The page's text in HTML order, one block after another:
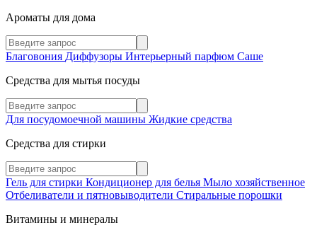
Ароматы для дома
Благовония Диффузоры Интерьерный парфюм Саше
Средства для мытья посуды
Для посудомоечной машины Жидкие средства
Средства для стирки
Гель для стирки Кондиционер для белья Мыло хозяйственное
Отбеливатели и пятновыводители Стиральные порошки
Витамины и минералы